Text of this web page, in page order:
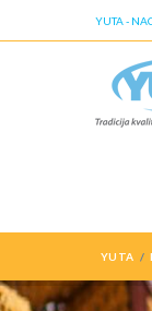
YUTA -
YUTA